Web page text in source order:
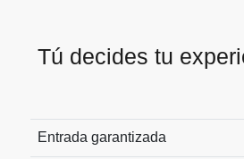
Tú decides tu
Entrada garantizada